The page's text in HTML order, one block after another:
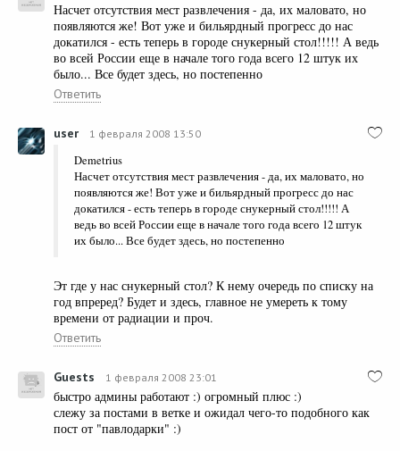
Насчет отсутствия мест развлечения - да, их маловато, но
появляются же! Вот уже и бильярдный прогресс до нас
докатился - есть теперь в городе снукерный стол!!!!! А ведь
во всей России еще в начале того года всего 12 штук их
было... Все будет здесь, но постепенно
Ответить
user 1 февраля 2008 13:50
Demetrius
Насчет отсутствия мест развлечения - да, их маловато, но
появляются же! Вот уже и бильярдный прогресс до нас
докатился - есть теперь в городе снукерный стол!!!!! А
ведь во всей России еще в начале того года всего 12 штук
их было... Все будет здесь, но постепенно
Эт где у нас снукерный стол? К нему очередь по списку на
год впреред? Будет и здесь, главное не умереть к тому
времени от радиации и проч.
Ответить
Guests 1 февраля 2008 23:01
быстро админы работают :) огромный плюс :)
слежу за постами в ветке и ожидал чего-то подобного как
пост от "павлодарки" :)